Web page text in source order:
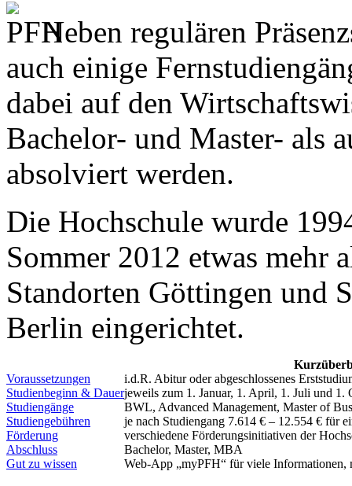
Neben regulären
auch einige
dabei auf den
Bachelor- und Master- als
absolviert werden.
Die Hochschule wurde
Sommer 2012 etwas mehr
Standorten Göttingen und
Berlin eingerichtet.
Voraussetzungen
i.d.R. Abitur oder abgeschlossenes
Studienbeginn & Dauerjeweils zum 1. Januar, 1. April, 1. Juli und 1.
Studiengänge
BWL, Advanced Management, Master of
Studiengebühren
je nach Studiengang 7.614 € – 12.554 € für
Förderung
verschiedene Förderungsinitiativen der
Abschluss
Bachelor, Master, MBA
Gut zu wissen
Web-App „myPFH“ für viele Informationen,